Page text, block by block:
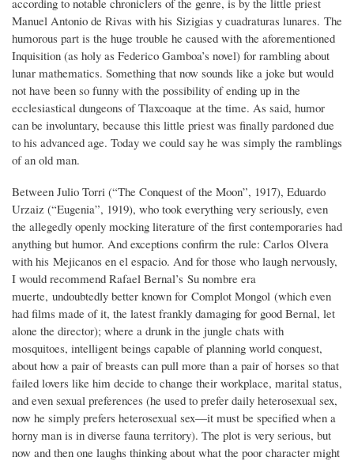
according to notable chroniclers of the genre, is by the little priest
Manuel Antonio de Rivas with his Sizigias y cuadraturas lunares. The
humorous part is the huge trouble he caused with the aforementioned
Inquisition (as holy as Federico Gamboa’s novel) for rambling about
lunar mathematics. Something that now sounds like a joke but would
not have been so funny with the possibility of ending up in the
ecclesiastical dungeons of Tlaxcoaque at the time. As said, humor
can be involuntary, because this little priest was finally pardoned due
to his advanced age. Today we could say he was simply the ramblings
of an old man.
Between Julio Torri (“The Conquest of the Moon”, 1917), Eduardo
Urzaiz (“Eugenia”, 1919), who took everything very seriously, even
the allegedly openly mocking literature of the first contemporaries had
anything but humor. And exceptions confirm the rule: Carlos Olvera
with his Mejicanos en el espacio. And for those who laugh nervously,
I would recommend Rafael Bernal’s Su nombre era
muerte, undoubtedly better known for Complot Mongol (which even
had films made of it, the latest frankly damaging for good Bernal, let
alone the director); where a drunk in the jungle chats with
mosquitoes, intelligent beings capable of planning world conquest,
about how a pair of breasts can pull more than a pair of horses so that
failed lovers like him decide to change their workplace, marital status,
and even sexual preferences (he used to prefer daily heterosexual sex,
now he simply prefers heterosexual sex—it must be specified when a
horny man is in diverse fauna territory). The plot is very serious, but
now and then one laughs thinking about what the poor character might